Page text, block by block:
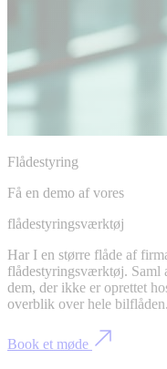
Flådestyring
Få en demo af vores
flådestyringsværktøj
Har I en større flåde af
flådestyringsværktøj. Saml
dem, der ikke er oprettet
overblik over hele bilflåden.
Book et møde